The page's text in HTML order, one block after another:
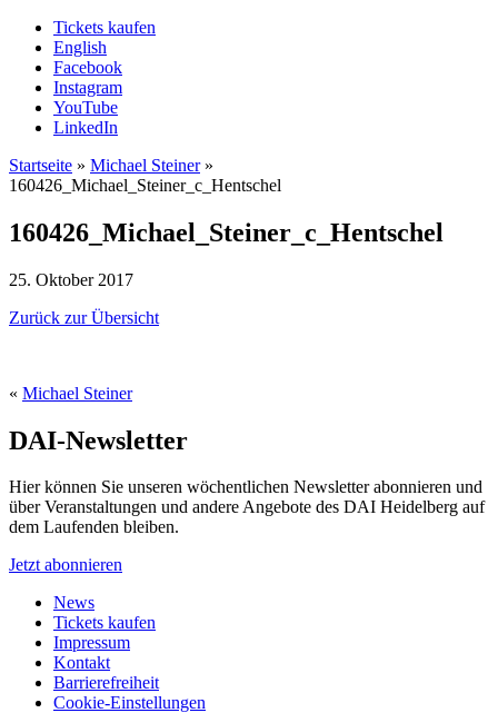
Tickets kaufen
English
Facebook
Instagram
YouTube
LinkedIn
Startseite » Michael Steiner»
160426_Michael_Steiner_c_Hentschel
160426_Michael_Steiner_c_Hentschel
25. Oktober 2017
Zurück zur Übersicht
« Michael Steiner
DAI-Newsletter
Hier können Sie unseren wöchentlichen Newsletter abonnieren und
über Veranstaltungen und andere Angebote des DAI Heidelberg auf
dem Laufenden bleiben.
Jetzt abonnieren
News
Tickets kaufen
Impressum
Kontakt
Barrierefreiheit
Cookie-Einstellungen